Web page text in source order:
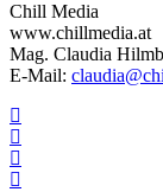
Chill Media
www.chillmedia.at
Mag. Claudia
E-Mail: